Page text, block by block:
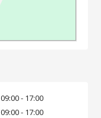
09:00 - 17:00
09:00 - 17:00